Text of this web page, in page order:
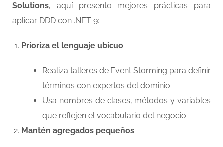
Solutions, aquí presento mejores prácticas para
aplicar DDD con .NET 9:
Prioriza el lenguaje ubicuo:
Realiza talleres de Event Storming para definir
términos con expertos del dominio.
Usa nombres de clases, métodos y variables
que reflejen el vocabulario del negocio.
Mantén agregados pequeños: